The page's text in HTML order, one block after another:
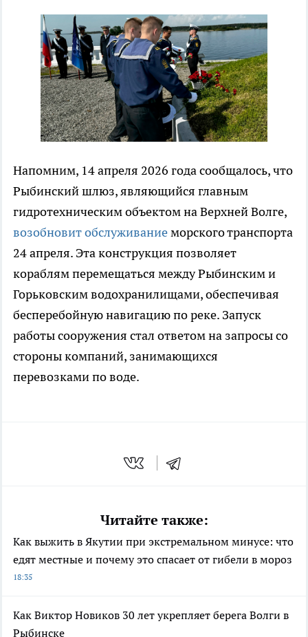
Напомним, 14 апреля 2026 года сообщалось, что
Рыбинский шлюз, являющийся главным
гидротехническим объектом на Верхней Волге,
возобновит обслуживаниеморского транспорта
24 апреля. Эта конструкция позволяет
кораблям перемещаться между Рыбинским и
Горьковским водохранилищами, обеспечивая
бесперебойную навигацию по реке. Запуск
работы сооружения стал ответом на запросы со
стороны компаний, занимающихся
перевозками по воде.
Читайте также:
Как выжить в Якутии при экстремальном минусе: что
едят местные и почему это спасает от гибели в мороз
18:35
Как Виктор Новиков 30 лет укрепляет берега Волги в
Рыбинске